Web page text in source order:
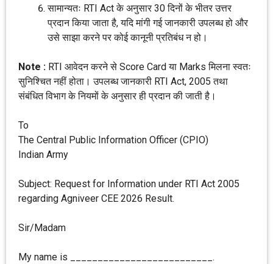
सामान्यतः RTI Act के अनुसार 30 दिनों के भीतर उत्तर
प्रदान किया जाता है, यदि मांगी गई जानकारी उपलब्ध हो और
उसे साझा करने पर कोई कानूनी प्रतिबंध न हो।
Note : RTI आवेदन करने से Score Card या Marks मिलना स्वतः
सुनिश्चित नहीं होता। उपलब्ध जानकारी RTI Act, 2005 तथा
संबंधित विभाग के नियमों के अनुसार ही प्रदान की जाती है।
To
The Central Public Information Officer (CPIO)
Indian Army
Subject: Request for Information under RTI Act 2005
regarding Agniveer CEE 2026 Result.
Sir/Madam
My name is __________________________.